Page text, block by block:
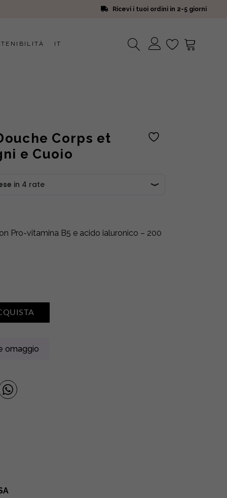
Ricevi i tuoi ordini in 2-5 giorni
IT
Corps et
e Cuoio
Pro-vitamina B5 e acido ialuronico – 200
omaggio